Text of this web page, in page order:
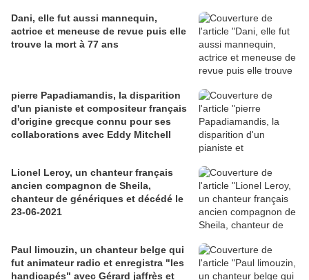
Dani, elle fut aussi mannequin,
actrice et meneuse de revue puis elle
trouve la mort à 77 ans
pierre Papadiamandis, la disparition
d'un pianiste et compositeur français
d'origine grecque connu pour ses
collaborations avec Eddy Mitchell
Lionel Leroy, un chanteur français
ancien compagnon de Sheila,
chanteur de génériques et décédé le
23-06-2021
Paul limouzin, un chanteur belge qui
fut animateur radio et enregistra "les
handicapés" avec Gérard jaffrès et